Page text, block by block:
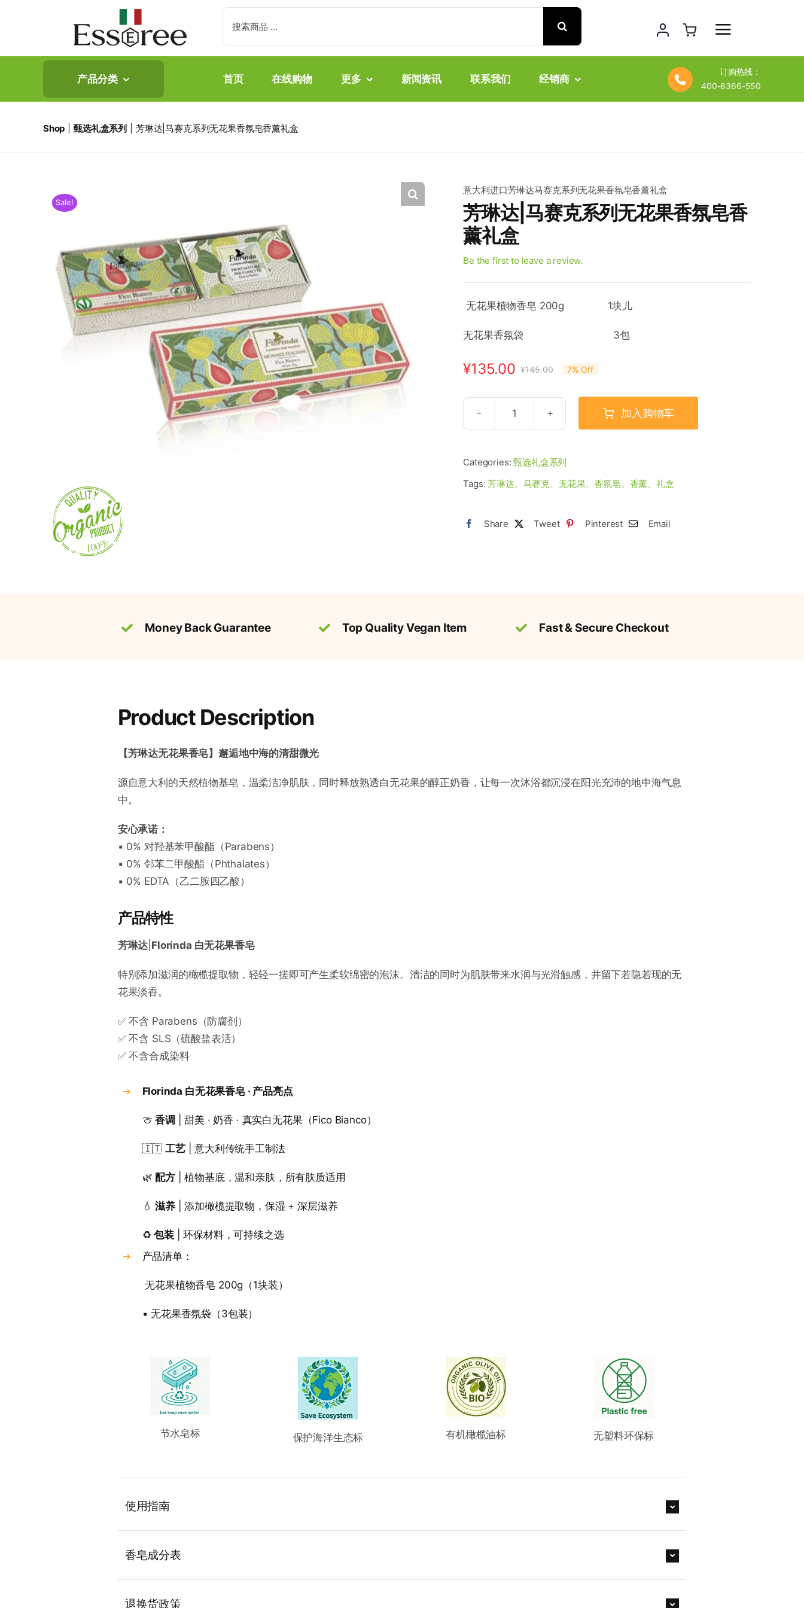
for:
产品分类 首页 在线购物 更多 新闻资讯 联系我们 经销商
订购热线：
400-8366-550
Shop 甄选礼盒系列 芳琳达|马赛克系列无花果香氛皂香薰礼盒
Sale!
意大利进口芳琳达马赛克系列无花果香氛皂香薰礼盒
芳琳达|马赛克系列无花果香氛皂香
薰礼盒
Be the first to leave a review.
无花果植物香皂 200g 1块儿
无花果香氛袋 3包
¥145.00原
价
为：
¥145.00。
¥135.00
当
前
价
格
¥135.00。
7% Off
芳
达|
赛
系
氛
加入购物车
Categories:甄选礼盒系列
Tags:芳琳达、马赛克、无花果、香氛皂、香薰、礼盒
Share Tweet Pinterest Email
Money Back Guarantee Top Quality Vegan Item Fast & Secure Checkout
Product Description
【芳琳达无花果香皂】邂逅地中海的清甜微光
源自意大利的天然植物基皂，温柔洁净肌肤，同时释放熟透白无花果的醇正奶香，让每一次沐浴都沉浸在阳光充沛的地中海气息
中。
安心承诺：
▪️ 0% 对羟基苯甲酸酯（Parabens）
▪️ 0% 邻苯二甲酸酯（Phthalates）
▪️ 0% EDTA（乙二胺四乙酸）
产品特性
芳琳达 Florinda 白无花果香皂
特别添加滋润的橄榄提取物，轻轻一搓即可产生柔软绵密的泡沫。清洁的同时为肌肤带来水润与光滑触感，并留下若隐若现的无
花果淡香。
✅ 不含 Parabens（防腐剂）
✅ 不含 SLS（硫酸盐表活）
✅ 不含合成染料
Florinda 白无花果香皂 · 产品亮点
🍈香调 | 甜美 · 奶香 · 真实白无花果（Fico Bianco）
🇮🇹工艺| 意大利传统手工制法
🌿配方| 植物基底，温和亲肤，所有肤质适用
💧滋养| 添加橄榄提取物，保湿 + 深层滋养
♻️包装| 环保材料，可持续之选
产品清单：
无花果植物香皂 200g（1块装）
▪ 无花果香氛袋（3包装）
节水皂标 保护海洋生态标 有机橄榄油标 无塑料环保标
使用指南
香皂成分表
退换货政策